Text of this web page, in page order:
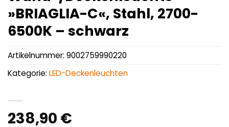
»BRIAGLIA-C«, Stahl, 2700-
6500K – schwarz
238,90 €
Artikelnummer: 9002759990220
Kategorie: LED-Deckenleuchten